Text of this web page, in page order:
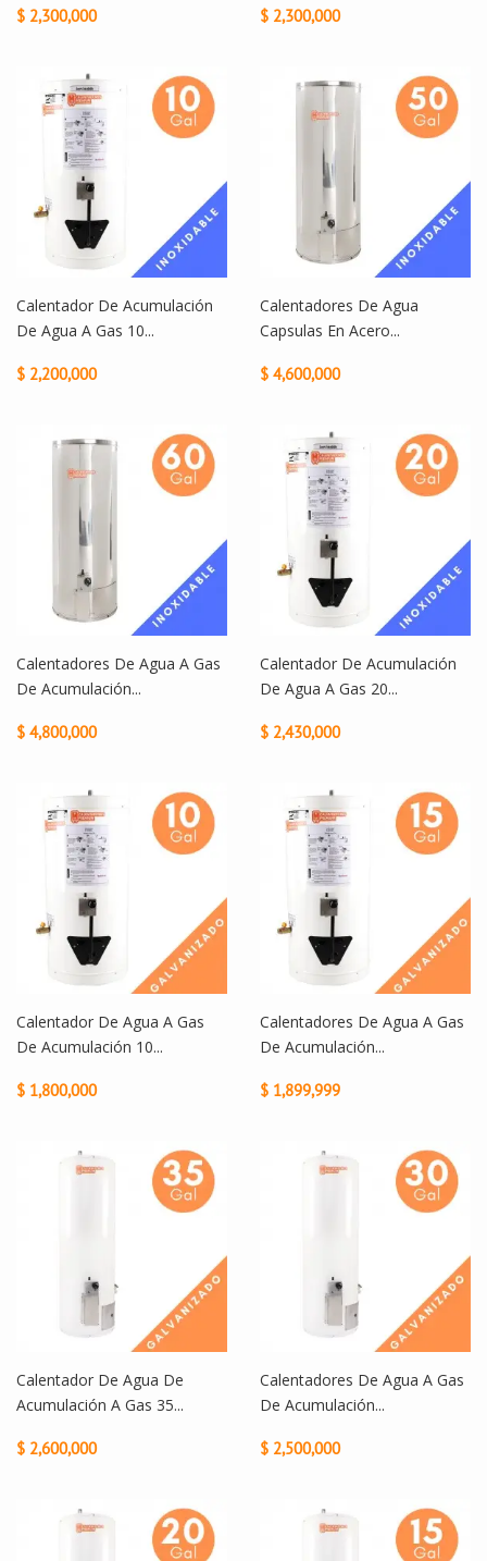
$ 2,300,000 $ 2,300,000
Calentador De Acumulación
De Agua A Gas 10...
$ 2,200,000
Calentadores De Agua
Capsulas En Acero...
$ 4,600,000
Calentadores De Agua A Gas
De Acumulación...
$ 4,800,000
Calentador De Acumulación
De Agua A Gas 20...
$ 2,430,000
Calentador De Agua A Gas
De Acumulación 10...
$ 1,800,000
Calentadores De Agua A Gas
De Acumulación...
$ 1,899,999
Calentador De Agua De
Acumulación A Gas 35...
$ 2,600,000
Calentadores De Agua A Gas
De Acumulación...
$ 2,500,000